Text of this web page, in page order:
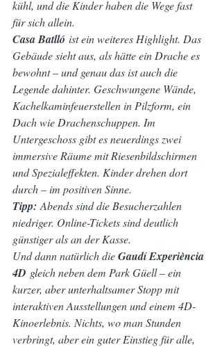
kühl, und die Kinder haben die Wege fast
für sich allein.
Casa Batlló ist ein weiteres Highlight. Das
Gebäude sieht aus, als hätte ein Drache es
bewohnt – und genau das ist auch die
Legende dahinter. Geschwungene Wände,
Kachelkaminfeuerstellen in Pilzform, ein
Dach wie Drachenschuppen. Im
Untergeschoss gibt es neuerdings zwei
immersive Räume mit Riesenbildschirmen
und Spezialeffekten. Kinder drehen dort
durch – im positiven Sinne.
Tipp: Abends sind die Besucherzahlen
niedriger. Online-Tickets sind deutlich
günstiger als an der Kasse.
Und dann natürlich die Gaudí Experiència
4D gleich neben dem Park Güell – ein
kurzer, aber unterhaltsamer Stopp mit
interaktiven Ausstellungen und einem 4D-
Kinoerlebnis. Nichts, wo man Stunden
verbringt, aber ein guter Einstieg für alle,